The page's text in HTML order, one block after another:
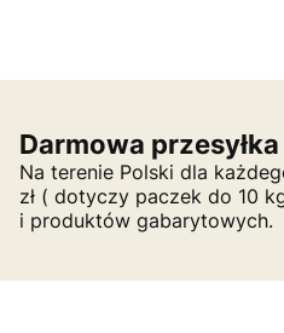
Darmowa przesyłka
Na terenie Polski dla
zł ( dotyczy paczek do 10
i produktów gabarytowych.